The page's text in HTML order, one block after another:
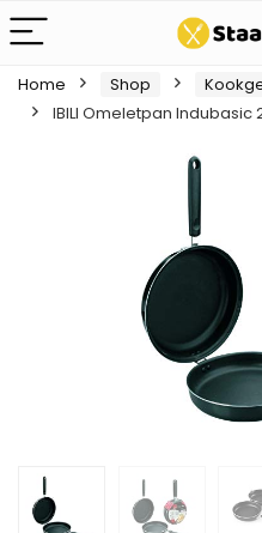
Home Shop
IBILI Omeletpan Indubasic